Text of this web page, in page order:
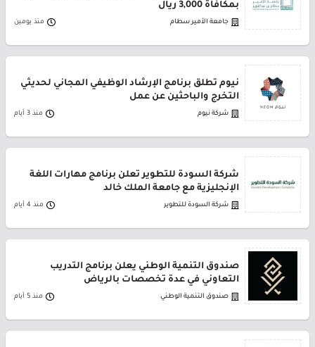
بمكافأة 3,000 ريال
جامعة الأمير سطام منذ يومين
نيوم تطلق برنامج الإرشاد الوظيفي المجاني لحديثي
التخرج والباحثين عن عمل
شركة نيوم منذ 3 أيام
شركة السودة للتطوير تعلن برنامج مهارات اللغة
الإنجليزية مع جامعة الملك خالد
شركة السودة للتطوير منذ 4 أيام
صندوق التنمية الوطني يعلن برنامج التدريب
التعاوني في عدة تخصصات بالرياض
صندوق التنمية الوطني منذ 5 أيام